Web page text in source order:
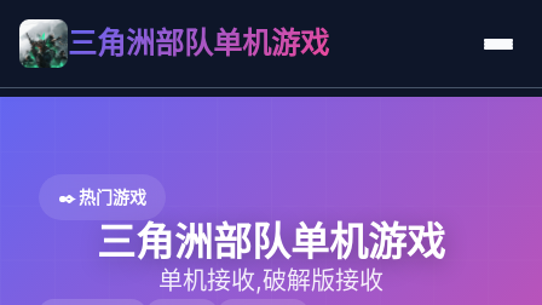
三角洲部队单机游戏
✒️ 热门游戏
三角洲部队单机游戏
单机接收,破解版接收